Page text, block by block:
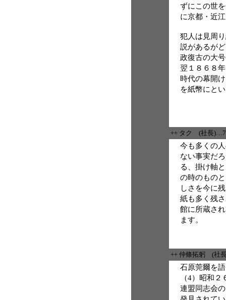
ずにこの世
に京都・近
犯人は見周
説があるが
政復古の大
翌１８６８
時代の幕開
を紙幣にと
++ タク (社長
今も多くの
ない事実だ
る、掛け軸
の時のもの
しさを今に
紙も多く残
館に所蔵さ
ます。
++ 仲條拓躬 (社
石原莞爾を
（4）昭和
連盟同志会